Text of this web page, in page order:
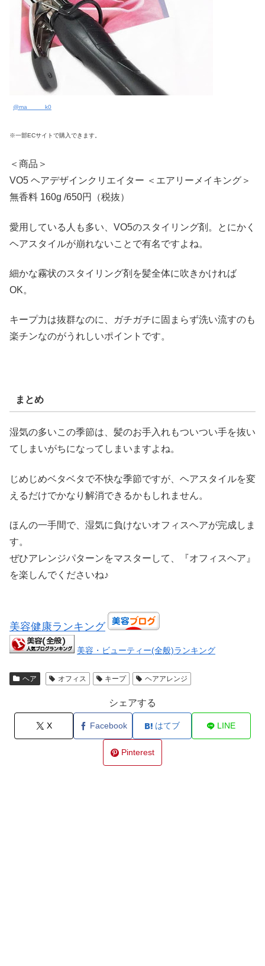
@ma_____k0
※一部ECサイトで購入できます。
＜商品＞
VO5 ヘアデザインクリエイター ＜エアリーメイキング＞
無香料 160g /650円（税抜）
愛用している人も多い、VO5のスタイリング剤。とにかく
ヘアスタイルが崩れないことで有名ですよね。
細かな霧状のスタイリング剤を髪全体に吹きかければ
OK。
キープ力は抜群なのに、ガチガチに固まらず洗い流すのも
楽チンなのがうれしいポイントです。
まとめ
湿気の多いこの季節は、髪のお手入れもついつい手を抜い
てしまいがちになってしまいますよね。
じめじめベタベタで不快な季節ですが、ヘアスタイルを変
えるだけでかなり解消できるかもしれません。
ほんの一手間で、湿気に負けないオフィスヘアが完成しま
す。
ぜひアレンジパターンをマスターして、『オフィスヘア』
を楽しんでくださいね♪
美容健康ランキング
美容・ビューティー(全般)ランキング
ヘア オフィス キープ ヘアアレンジ
シェアする
X Facebook はてブ LINE
Pinterest